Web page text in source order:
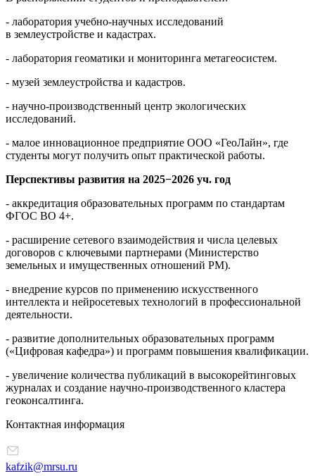
- лаборатория учебно-научных исследований
в землеустройстве и кадастрах.
- лаборатория геоматики и мониторинга метагеосистем.
- музей землеустройства и кадастров.
­- научно-производственный центр экологических
исследований.
­- малое инновационное предприятие ООО «ГеоЛайн», где
студенты могут получить опыт практической работы.
Перспективы развития на 2025−2026 уч. год
- аккредитация образовательных программ по стандартам
ФГОС ВО 4+.
- расширение сетевого взаимодействия и числа целевых
договоров с ключевыми партнерами (Министерство
земельных и имущественных отношений РМ).
- внедрение курсов по применению искусственного
интеллекта и нейросетевых технологий в профессиональной
деятельности.
- развитие дополнительных образовательных программ
(«Цифровая кафедра») и программ повышения квалификации.
- увеличение количества публикаций в высокорейтинговых
журналах и создание научно-производственного кластера
геоконсалтинга.
Контактная информация
kafzik@mrsu.ru